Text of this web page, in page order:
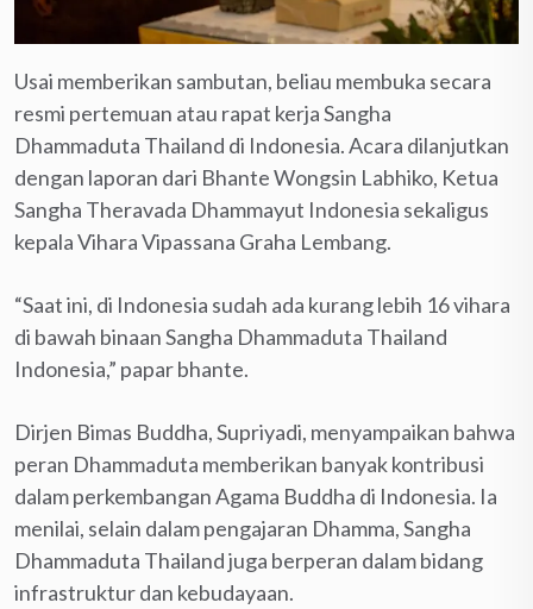
Usai memberikan sambutan, beliau membuka secara
resmi pertemuan atau rapat kerja Sangha
Dhammaduta Thailand di Indonesia. Acara dilanjutkan
dengan laporan dari Bhante Wongsin Labhiko, Ketua
Sangha Theravada Dhammayut Indonesia sekaligus
kepala Vihara Vipassana Graha Lembang.
“Saat ini, di Indonesia sudah ada kurang lebih 16 vihara
di bawah binaan Sangha Dhammaduta Thailand
Indonesia,” papar bhante.
Dirjen Bimas Buddha, Supriyadi, menyampaikan bahwa
peran Dhammaduta memberikan banyak kontribusi
dalam perkembangan Agama Buddha di Indonesia. Ia
menilai, selain dalam pengajaran Dhamma, Sangha
Dhammaduta Thailand juga berperan dalam bidang
infrastruktur dan kebudayaan.